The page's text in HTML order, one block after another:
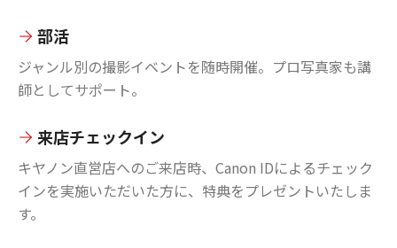
部活
ジャンル別の撮影イベントを随時開催。プロ写真家も講
師としてサポート。
来店チェックイン
キヤノン直営店へのご来店時、Canon IDによるチェック
インを実施いただいた方に、特典をプレゼントいたしま
す。